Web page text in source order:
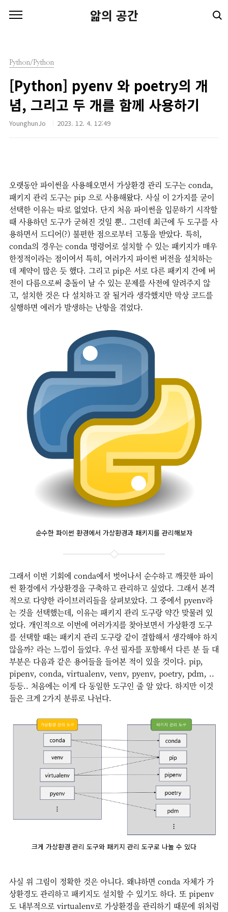
앎의 공간
Python/Python
[Python] pyenv 와 poetry의 개
념, 그리고 두 개를 함께 사용하기
YounghunJo 2023. 12. 4. 12:49
오랫동안 파이썬을 사용해오면서 가상환경 관리 도구는 conda,
패키지 관리 도구는 pip 으로 사용해왔다. 사실 이 2가지를 굳이
선택한 이유는 따로 없었다. 단지 처음 파이썬을 입문하기 시작할
때 사용하던 도구가 굳혀진 것일 뿐.. 그런데 최근에 두 도구를 사
용하면서 드디어(?) 불편한 점으로부터 고통을 받았다. 특히,
conda의 경우는 conda 명령어로 설치할 수 있는 패키지가 매우
한정적이라는 점이여서 특히, 여러가지 파이썬 버전을 설치하는
데 제약이 많은 듯 했다. 그리고 pip은 서로 다른 패키지 간에 버
전이 다름으로써 충돌이 날 수 있는 문제를 사전에 알려주지 않
고, 설치한 것은 다 설치하고 잘 될거라 생각했지만 막상 코드를
실행하면 에러가 발생하는 난항을 겪었다.
순수한 파이썬 환경에서 가상환경과 패키지를 관리해보자
그래서 이번 기회에 conda에서 벗어나서 순수하고 깨끗한 파이
썬 환경에서 가상환경을 구축하고 관리하고 싶었다. 그래서 본격
적으로 다양한 라이브러리들을 살펴보았다. 그 중에서 pyenv라
는 것을 선택했는데, 이유는 패키지 관리 도구랑 약간 맞물려 있
었다. 개인적으로 이번에 여러가지를 찾아보면서 가상환경 도구
를 선택할 때는 패키지 관리 도구랑 같이 결합해서 생각해야 하지
않을까? 라는 느낌이 들었다. 우선 필자를 포함해서 다른 분 들 대
부분은 다음과 같은 용어들을 들어본 적이 있을 것이다. pip,
pipenv, conda, virtualenv, venv, pyenv, poetry, pdm, ..
등등.. 처음에는 이게 다 동일한 도구인 줄 알 았다. 하지만 이것
들은 크게 2가지 분류로 나뉜다.
크게 가상환경 관리 도구와 패키지 관리 도구로 나눌 수 있다
사실 위 그림이 정확한 것은 아니다. 왜냐하면 conda 자체가 가
상환경도 관리하고 패키지도 설치할 수 있기도 하다. 또 pipenv
도 내부적으로 virtualenv로 가상환경을 관리하기 때문에 위처럼